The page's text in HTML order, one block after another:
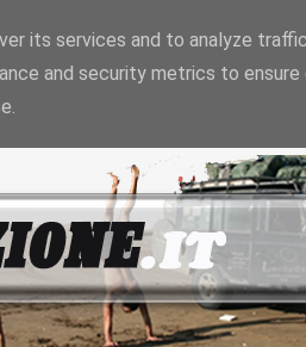
blog è in onda da
its services and to analyze
and security metrics to